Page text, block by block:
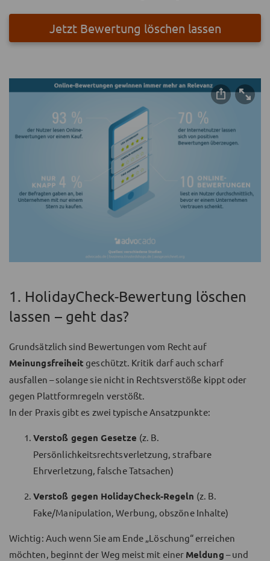
Jetzt Bewertung löschen lassen
1. HolidayCheck-Bewertung löschen
lassen – geht das?
Grundsätzlich sind Bewertungen vom Recht auf
Meinungsfreiheit geschützt. Kritik darf auch scharf
ausfallen – solange sie nicht in Rechtsverstöße kippt oder
gegen Plattformregeln verstößt.
In der Praxis gibt es zwei typische Ansatzpunkte:
Verstoß gegen Gesetze (z. B.
Persönlichkeitsrechtsverletzung, strafbare
Ehrverletzung, falsche Tatsachen)
Verstoß gegen HolidayCheck-Regeln (z. B.
Fake/Manipulation, Werbung, obszöne Inhalte)
Wichtig: Auch wenn Sie am Ende „Löschung“ erreichen
möchten, beginnt der Weg meist mit einer Meldung – und